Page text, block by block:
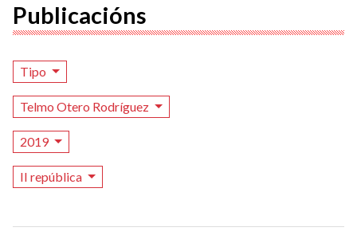
Publicacións
Tipo
Telmo Otero Rodríguez
2019
II república